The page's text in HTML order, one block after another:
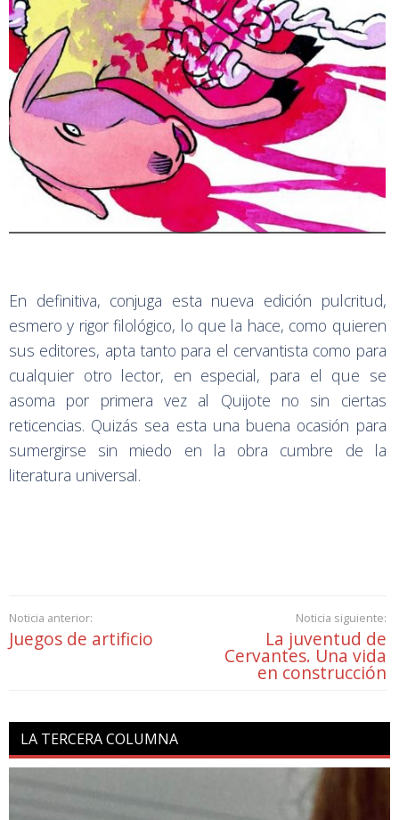
En definitiva, conjuga esta nueva edición pulcritud,
esmero y rigor filológico, lo que la hace, como quieren
sus editores, apta tanto para el cervantista como para
cualquier otro lector, en especial, para el que se
asoma por primera vez al Quijote no sin ciertas
reticencias. Quizás sea esta una buena ocasión para
sumergirse sin miedo en la obra cumbre de la
literatura universal.
Noticia anterior:
Juegos de artificio
Noticia siguiente:
La juventud de
Cervantes. Una vida
en construcción
LA TERCERA COLUMNA